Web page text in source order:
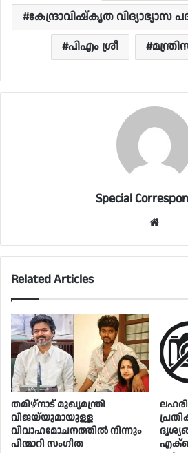
കേന്ദ്രാവിഷ്‌കൃത വിദ്യാഭ്യാസ
പിഎം ശ്രീ
Special
Related Articles
തമിഴ്നാട് മുഖ്യമന്ത്രി
വിജയ്‌യുമായുള്ള
വിവാഹമോചനത്തിൽ നിന്നും
പിന്മാറി സം​ഗീത